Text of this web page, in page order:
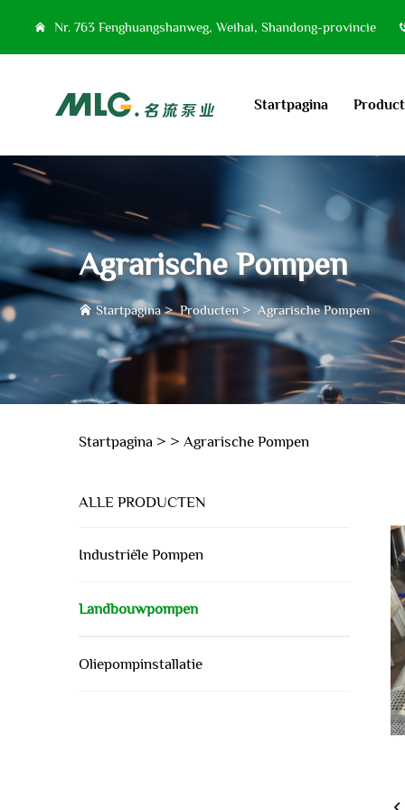
Nr. 763 Fenghuangshanweg, Weihai, Shandong-provincie
Startpagina
Agrarische Pompen
Startpagina>Producten> Agrarische Pompen
Startpagina > > Agrarische Pompen
ALLE PRODUCTEN
Industriële Pompen
Landbouwpompen
Oliepompinstallatie